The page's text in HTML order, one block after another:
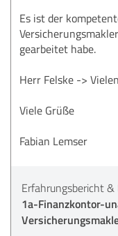
Es ist der
gearbeitet habe.
Herr Felske ->
Viele Grüße
Fabian Lemser
Erfahrungsbericht
1a-Finanzkontor-